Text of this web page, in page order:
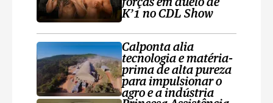
forças em duelo de
K’1 no CDL Show
Calponta alia
tecnologia e matéria-
prima de alta pureza
para impulsionar o
agro e a indústria